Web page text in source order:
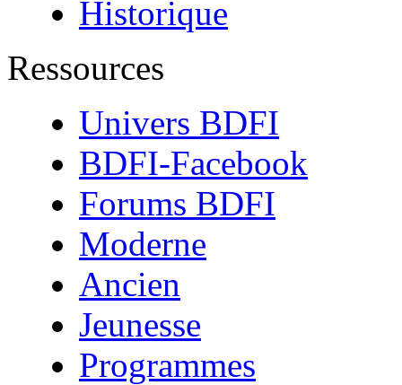
Historique
Ressources
Univers BDFI
BDFI-Facebook
Forums BDFI
Moderne
Ancien
Jeunesse
Programmes